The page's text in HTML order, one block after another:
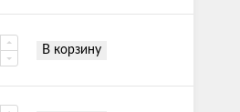
В корзину